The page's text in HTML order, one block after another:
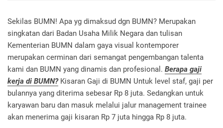
Sekilas BUMN! Apa yg dimaksud dgn BUMN? Merupakan
singkatan dari Badan Usaha Milik Negara dan tulisan
Kementerian BUMN dalam gaya visual kontemporer
merupakan cerminan dari semangat pengembangan talenta
kami dan BUMN yang dinamis dan profesional. Berapa gaji
kerja di BUMN?Kisaran Gaji di BUMN Untuk level staf, gaji per
bulannya yang diterima sebesar Rp 8 juta. Sedangkan untuk
karyawan baru dan masuk melalui jalur management trainee
akan menerima gaji kisaran Rp 7 juta hingga Rp 8 juta.